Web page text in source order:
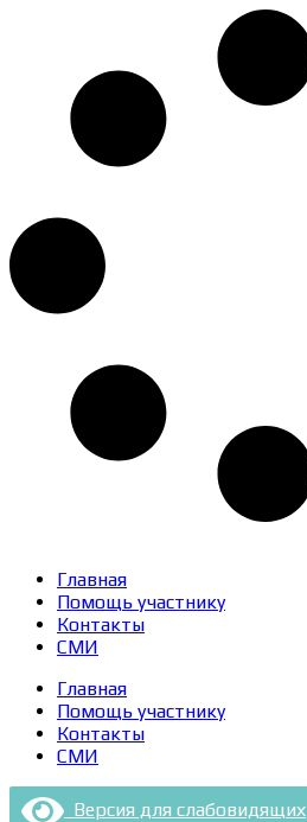
Главная
Помощь участнику
Контакты
СМИ
Главная
Помощь участнику
Контакты
СМИ
Версия для слабовидящих